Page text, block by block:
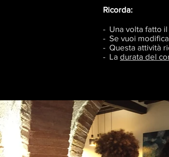
Ricorda:
- Una volta fatto
- Se vuoi
- Questa attività
- La durata del